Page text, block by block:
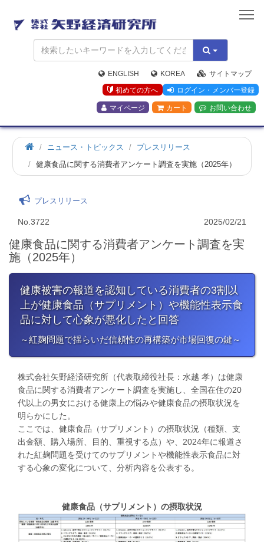
矢
野
経
済
研
究
所
ENGLISH KOREA
サイトマップ
初めての方へ
ログイン・メンバー登録
マイページ カート お問い合わせ
ニュース・トピックス
プレスリリース
健康食品に関する消費者アンケート調査を実施（2025年）
プレスリリース
No.3722 2025/02/21
健康食品に関する消費者アンケート調査を実
施（2025年）
健康被害の報道を認知している消費者の3割以
上が健康食品（サプリメント）や機能性表示食
品に対して心象が悪化したと回答
～紅麹問題で揺らいだ信頼性の再構築が市場回復の鍵～
株式会社矢野経済研究所（代表取締役社長：水越 孝）は健康
食品に関する消費者アンケート調査を実施し、全国在住の20
代以上の男女における健康上の悩みや健康食品の摂取状況を
明らかにした。
​ここでは、健康食品（サプリメント）の摂取状況（種類、支
出金額、購入場所、目的、重視する点）や、2024年に報道さ
れた紅麹問題を受けてのサプリメントや機能性表示食品に対
する心象の変化について、分析内容を公表する。
健康食品（サプリメント）の摂取状況